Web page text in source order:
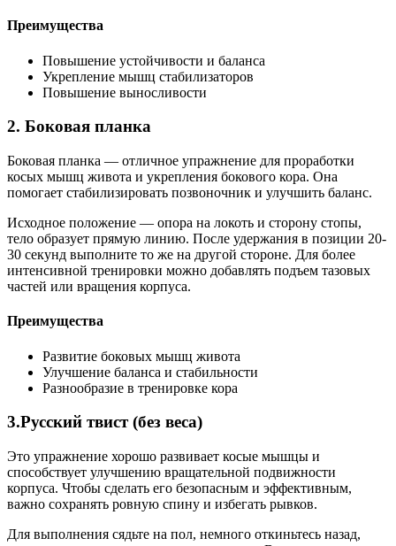
Преимущества
Повышение устойчивости и баланса
Укрепление мышц стабилизаторов
Повышение выносливости
2. Боковая планка
Боковая планка — отличное упражнение для проработки
косых мышц живота и укрепления бокового кора. Она
помогает стабилизировать позвоночник и улучшить баланс.
Исходное положение — опора на локоть и сторону стопы,
тело образует прямую линию. После удержания в позиции 20-
30 секунд выполните то же на другой стороне. Для более
интенсивной тренировки можно добавлять подъем тазовых
частей или вращения корпуса.
Преимущества
Развитие боковых мышц живота
Улучшение баланса и стабильности
Разнообразие в тренировке кора
3.Русский твист (без веса)
Это упражнение хорошо развивает косые мышцы и
способствует улучшению вращательной подвижности
корпуса. Чтобы сделать его безопасным и эффективным,
важно сохранять ровную спину и избегать рывков.
Для выполнения сядьте на пол, немного откиньтесь назад,